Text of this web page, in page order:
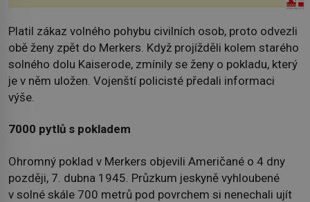
Platil zákaz volného pohybu civilních osob, proto odvezli
obě ženy zpět do Merkers. Když projížděli kolem starého
solného dolu Kaiserode, zmínily se ženy o pokladu, který
je v něm uložen. Vojenští policisté předali informaci
výše.
7000 pytlů s pokladem
Ohromný poklad v Merkers objevili Američané o 4 dny
později, 7. dubna 1945. Průzkum jeskyně vyhloubené
v solné skále 700 metrů pod povrchem si nenechali ujít